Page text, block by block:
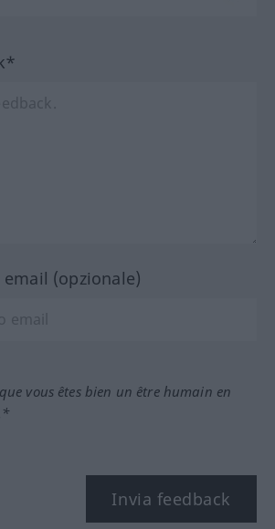
(opzionale)
vous êtes bien un être humain en
Invia feedback